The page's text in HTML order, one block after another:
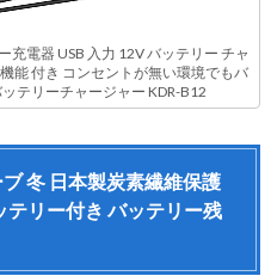
電器 USB 入力 12V バッテリー チャ
能 付き コンセントが無い環境でもバ
テリーチャージャー KDR-B12
冬 日本製炭素繊維保護
リー付き バッテリー残